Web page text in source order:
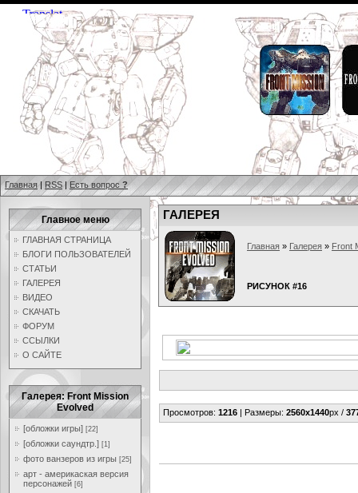
Главная | RSS | Есть вопрос ?
Главное меню
ГЛАВНАЯ СТРАНИЦА
БЛОГИ ПОЛЬЗОВАТЕЛЕЙ
СТАТЬИ
ГАЛЕРЕЯ
ВИДЕО
СКАЧАТЬ
ФОРУМ
ССЫЛКИ
О САЙТЕ
Галерея: Front Mission
Evolved
[обложки игры] [22]
[обложки саундтр.] [1]
фото ванзеров из игры [25]
арт - америкаская версия
персонажей [6]
ГАЛЕРЕЯ
Главная » Галерея » Front
РИСУНОК #16
Просмотров: 1216 | Размеры: 2560x1440px /